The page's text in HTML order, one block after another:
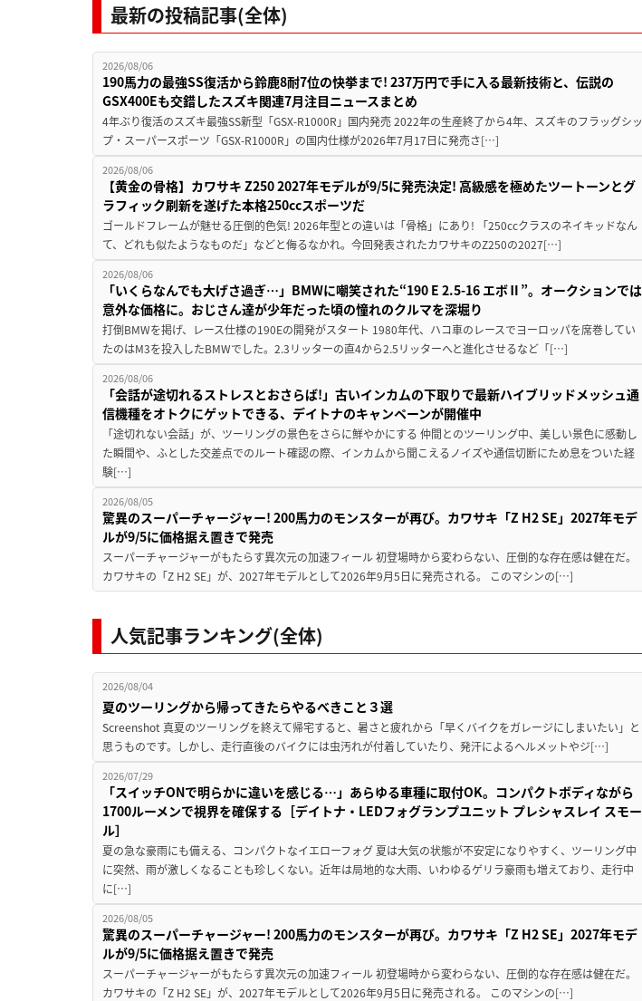
最新の投稿記事(全体)
2026/08/06
190馬力の最強SS復活から鈴鹿8耐7位の快挙まで! 237万円で手に入る最新技術と、伝説の
GSX400Eも交錯したスズキ関連7月注目ニュースまとめ
4年ぶり復活のスズキ最強SS新型「GSX-R1000R」国内発売 2022年の生産終了から4年、スズキのフラッグシッ
プ・スーパースポーツ「GSX-R1000R」の国内仕様が2026年7月17日に発売さ[…]
2026/08/06
【黄金の骨格】カワサキ Z250 2027年モデルが9/5に発売決定! 高級感を極めたツートーンとグ
ラフィック刷新を遂げた本格250ccスポーツだ
ゴールドフレームが魅せる圧倒的色気! 2026年型との違いは「骨格」にあり! 「250ccクラスのネイキッドなん
て、どれも似たようなものだ」などと侮るなかれ。今回発表されたカワサキのZ250の2027[…]
2026/08/06
「いくらなんでも大げさ過ぎ…」BMWに嘲笑された“190 E 2.5-16 エボⅡ”。オークションでは
意外な価格に。おじさん達が少年だった頃の憧れのクルマを深堀り
打倒BMWを掲げ、レース仕様の190Eの開発がスタート 1980年代、ハコ車のレースでヨーロッパを席巻してい
たのはM3を投入したBMWでした。2.3リッターの直4から2.5リッターへと進化させるなど「[…]
2026/08/06
「会話が途切れるストレスとおさらば!」古いインカムの下取りで最新ハイブリッドメッシュ通
信機種をオトクにゲットできる、デイトナのキャンペーンが開催中
「途切れない会話」が、ツーリングの景色をさらに鮮やかにする 仲間とのツーリング中、美しい景色に感動し
た瞬間や、ふとした交差点でのルート確認の際、インカムから聞こえるノイズや通信切断にため息をついた経
験[…]
2026/08/05
驚異のスーパーチャージャー! 200馬力のモンスターが再び。カワサキ「Z H2 SE」2027年モデ
ルが9/5に価格据え置きで発売
スーパーチャージャーがもたらす異次元の加速フィール 初登場時から変わらない、圧倒的な存在感は健在だ。
カワサキの「Z H2 SE」が、2027年モデルとして2026年9月5日に発売される。 このマシンの[…]
人気記事ランキング(全体)
2026/08/04
夏のツーリングから帰ってきたらやるべきこと３選
Screenshot 真夏のツーリングを終えて帰宅すると、暑さと疲れから「早くバイクをガレージにしまいたい」と
思うものです。しかし、走行直後のバイクには虫汚れが付着していたり、発汗によるヘルメットやジ[…]
2026/07/29
「スイッチONで明らかに違いを感じる…」あらゆる車種に取付OK。コンパクトボディながら
1700ルーメンで視界を確保する［デイトナ・LEDフォグランプユニット プレシャスレイ スモー
ル］
夏の急な豪雨にも備える、コンパクトなイエローフォグ 夏は大気の状態が不安定になりやすく、ツーリング中
に突然、雨が激しくなることも珍しくない。近年は局地的な大雨、いわゆるゲリラ豪雨も増えており、走行中
に[…]
2026/08/05
驚異のスーパーチャージャー! 200馬力のモンスターが再び。カワサキ「Z H2 SE」2027年モデ
ルが9/5に価格据え置きで発売
スーパーチャージャーがもたらす異次元の加速フィール 初登場時から変わらない、圧倒的な存在感は健在だ。
カワサキの「Z H2 SE」が、2027年モデルとして2026年9月5日に発売される。 このマシンの[…]